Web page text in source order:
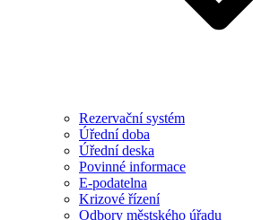
Rezervační systém
Úřední doba
Úřední deska
Povinné informace
E-podatelna
Krizové řízení
Odbory městského úřadu